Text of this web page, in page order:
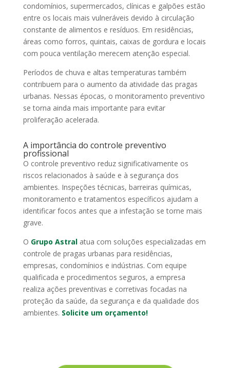
condomínios, supermercados, clínicas e galpões estão
entre os locais mais vulneráveis devido à circulação
constante de alimentos e resíduos. Em residências,
áreas como forros, quintais, caixas de gordura e locais
com pouca ventilação merecem atenção especial.
Períodos de chuva e altas temperaturas também
contribuem para o aumento da atividade das pragas
urbanas. Nessas épocas, o monitoramento preventivo
se torna ainda mais importante para evitar
proliferação acelerada.
A importância do controle preventivo
profissional
O controle preventivo reduz significativamente os
riscos relacionados à saúde e à segurança dos
ambientes. Inspeções técnicas, barreiras químicas,
monitoramento e tratamentos específicos ajudam a
identificar focos antes que a infestação se torne mais
grave.
O Grupo Astralatua com soluções especializadas em
controle de pragas urbanas para residências,
empresas, condomínios e indústrias. Com equipe
qualificada e procedimentos seguros, a empresa
realiza ações preventivas e corretivas focadas na
proteção da saúde, da segurança e da qualidade dos
ambientes. Solicite um orçamento!